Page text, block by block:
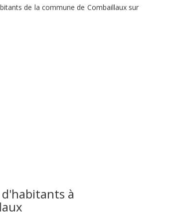
de la commune de Combaillaux sur
à